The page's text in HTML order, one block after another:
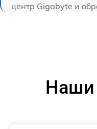
центр Gigabyte и
Наши